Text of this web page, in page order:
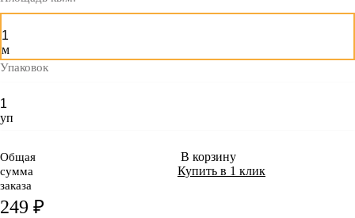
м
Упаковок
уп
Общая
сумма
заказа
249 ₽
В корзину
Купить в 1 клик